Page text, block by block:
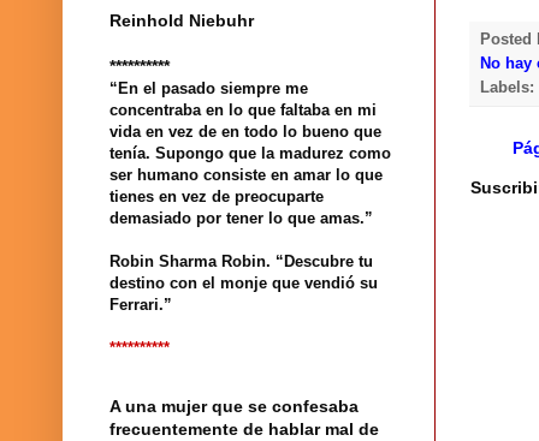
No
Labels:
Reinhold Niebuhr
**********
“En el pasado siempre me
concentraba en lo que faltaba en mi
vida en vez de en todo lo bueno que
tenía. Supongo que la madurez como
ser humano consiste en amar lo que
tienes en vez de preocuparte
demasiado por tener lo que amas.”
Robin Sharma Robin. “Descubre tu
destino con el monje que vendió su
Ferrari.”
**********
A una mujer que se confesaba
frecuentemente de hablar mal de